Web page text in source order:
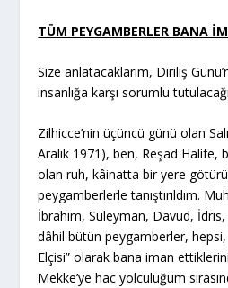
TÜM PEYGAMBERLER BANA
Size anlatacaklarım, Diriliş
insanlığa karşı sorumlu
Zilhicce’nin üçüncü günü olan
Aralık 1971), ben, Reşad Halife,
olan ruh, kâinatta bir yere
peygamberlerle tanıştırıldım.
İbrahim, Süleyman, Davud,
dâhil bütün peygamberler,
Elçisi” olarak bana iman
Mekke’ye hac yolculuğum